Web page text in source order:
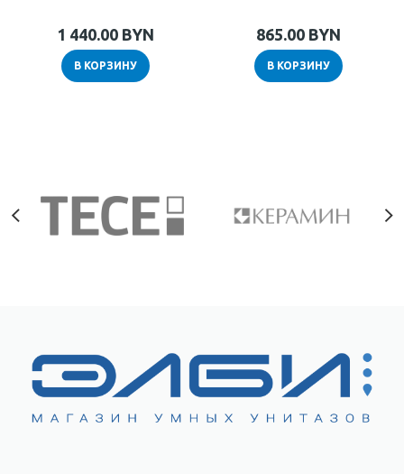
1 440.00 BYN
В КОРЗИНУ
865.00 BYN
В КОРЗИНУ